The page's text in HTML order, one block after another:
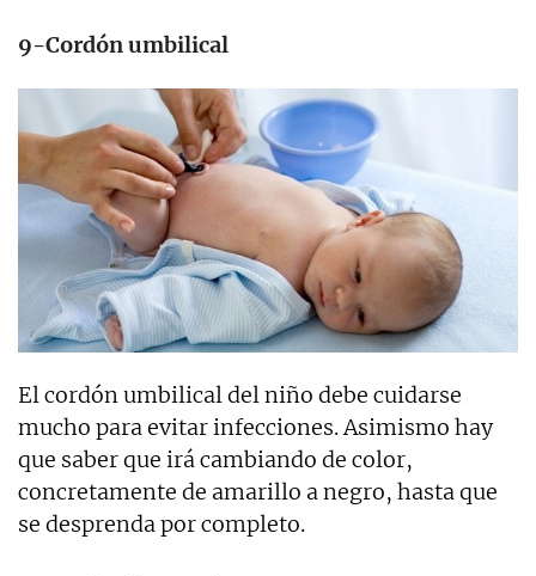
9-Cordón umbilical
El cordón umbilical del niño debe cuidarse
mucho para evitar infecciones. Asimismo hay
que saber que irá cambiando de color,
concretamente de amarillo a negro, hasta que
se desprenda por completo.